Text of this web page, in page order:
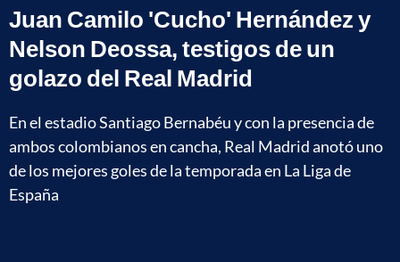
Juan Camilo 'Cucho' Hernández y
Nelson Deossa, testigos de un
golazo del Real Madrid
En el estadio Santiago Bernabéu y con la presencia de
ambos colombianos en cancha, Real Madrid anotó uno
de los mejores goles de la temporada en La Liga de
España